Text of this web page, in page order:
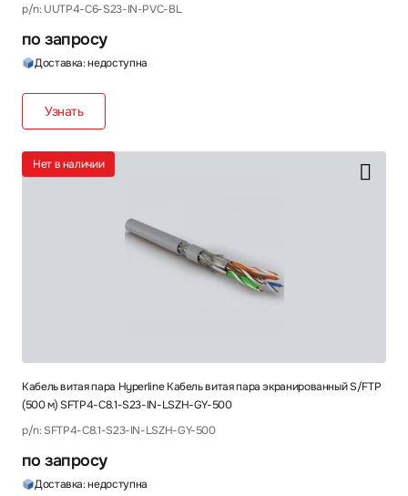
p/n: UUTP4-C6-S23-IN-PVC-BL
по запросу
Доставка: недоступна
Узнать
Кабель витая пара Hyperline Кабель витая пара экранированный S/FTP
(500 м) SFTP4-C8.1-S23-IN-LSZH-GY-500
p/n: SFTP4-C8.1-S23-IN-LSZH-GY-500
по запросу
Доставка: недоступна
Нет в наличии